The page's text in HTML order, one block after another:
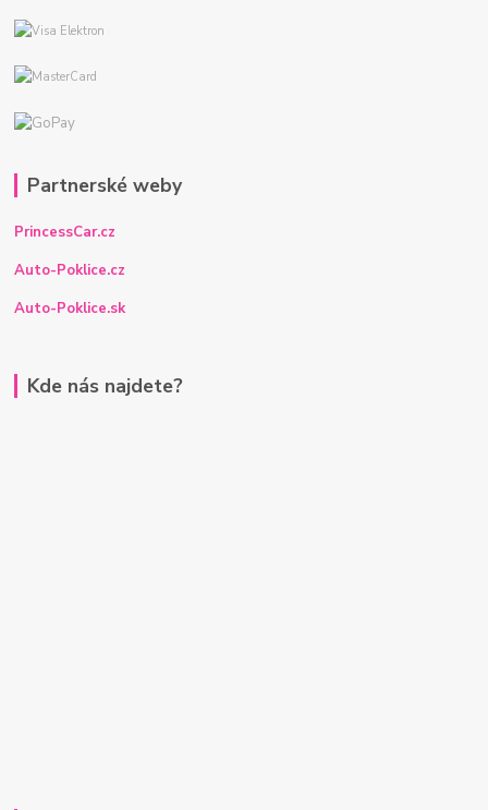
Partnerské weby
PrincessCar.cz
Auto-Poklice.cz
Auto-Poklice.sk
Kde nás najdete?